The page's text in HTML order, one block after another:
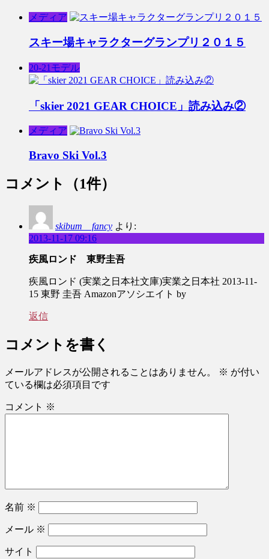
メディア
スキー場キャラクターグランプリ２０１５
20-21モデル
「skier 2021 GEAR CHOICE」読み込み②
メディア
Bravo Ski Vol.3
コメント （1件）
skibum fancy より:
2013-11-17 09:16
疾風ロンド 東野圭吾
疾風ロンド (実業之日本社文庫)実業之日本社 2013-11-
15 東野 圭吾 Amazonアソシエイト by
返信
コメントを書く
メールアドレスが公開されることはありません。 ※ が付い
ている欄は必須項目です
コメント ※
名前 ※
メール ※
サイト